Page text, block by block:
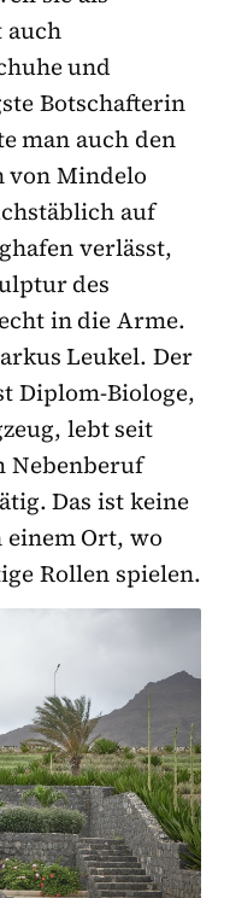
auch
und
Botschafterin
man auch den
von Mindelo
auf
verlässt,
des
in die Arme.
Leukel. Der
Diplom-Biologe,
lebt seit
Nebenberuf
Das ist keine
Ort, wo
Rollen spielen.